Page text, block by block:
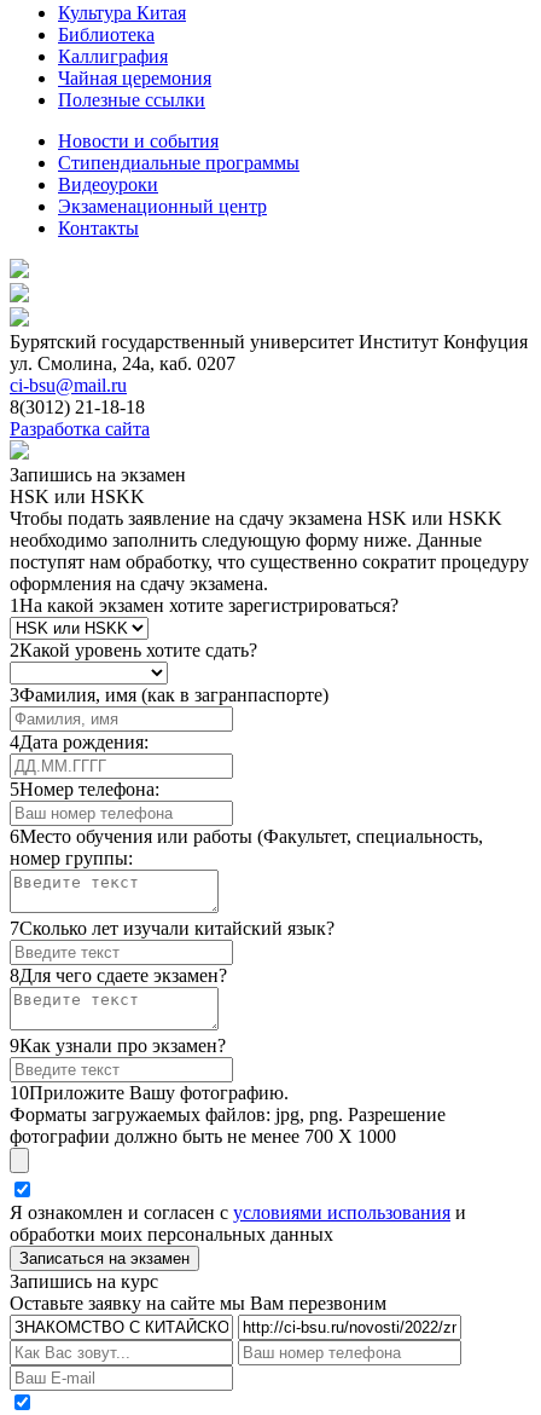
Культура Китая
Библиотека
Каллиграфия
Чайная церемония
Полезные ссылки
Новости и события
Стипендиальные программы
Видеоуроки
Экзаменационный центр
Контакты
Бурятский государственный университет Институт Конфуция
ул. Смолина, 24а, каб. 0207
ci-bsu@mail.ru
8(3012) 21-18-18
Разработка сайта
Запишись на экзамен
HSK или HSKK
Чтобы подать заявление на сдачу экзамена HSK или HSKK
необходимо заполнить следующую форму ниже. Данные
поступят нам обработку, что существенно сократит процедуру
оформления на сдачу экзамена.
1На какой экзамен хотите зарегистрироваться?
2Какой уровень хотите сдать?
3Фамилия, имя (как в загранпаспорте)
4Дата рождения:
5Номер телефона:
6Место обучения или работы (Факультет, специальность,
номер группы:
7Сколько лет изучали китайский язык?
8Для чего сдаете экзамен?
9Как узнали про экзамен?
10Приложите Вашу фотографию.
Форматы загружаемых файлов: jpg, png. Разрешение
фотографии должно быть не менее 700 Х 1000
Я ознакомлен и согласен с условиями использования и
обработки моих персональных данных
Запишись на курс
Оставьте заявку на сайте мы Вам перезвоним